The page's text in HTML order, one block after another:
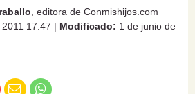
, editora de Conmishijos.com
17:47 | Modificado: 1 de junio de